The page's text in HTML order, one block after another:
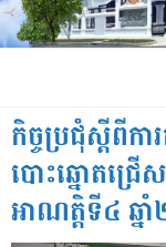
កិច្ចប្រជុំស្តីពីក
បោះឆ្នោតជ្រើ
អាណត្តិទី៤ ឆ្